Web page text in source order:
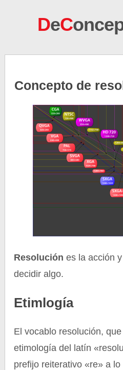
DeC
Concepto de
Resolución es la acción
decidir algo.
Etimlogía
El vocablo resolución,
etimología del latín
prefijo reiterativo «re» a lo